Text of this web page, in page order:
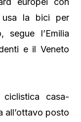
usa la bici per
segue l’Emilia
e il Veneto
casa-
all’ottavo posto